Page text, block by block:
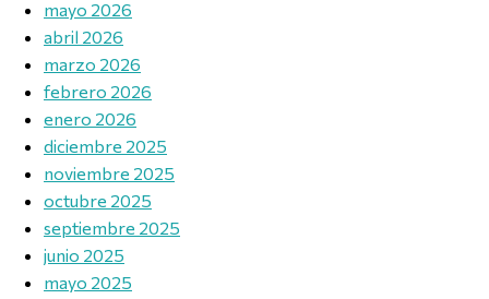
mayo 2026
abril 2026
marzo 2026
febrero 2026
enero 2026
diciembre 2025
noviembre 2025
octubre 2025
septiembre 2025
junio 2025
mayo 2025